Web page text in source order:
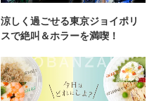
涼しく過ごせる東京ジョイポリ
スで絶叫＆ホラーを満喫！